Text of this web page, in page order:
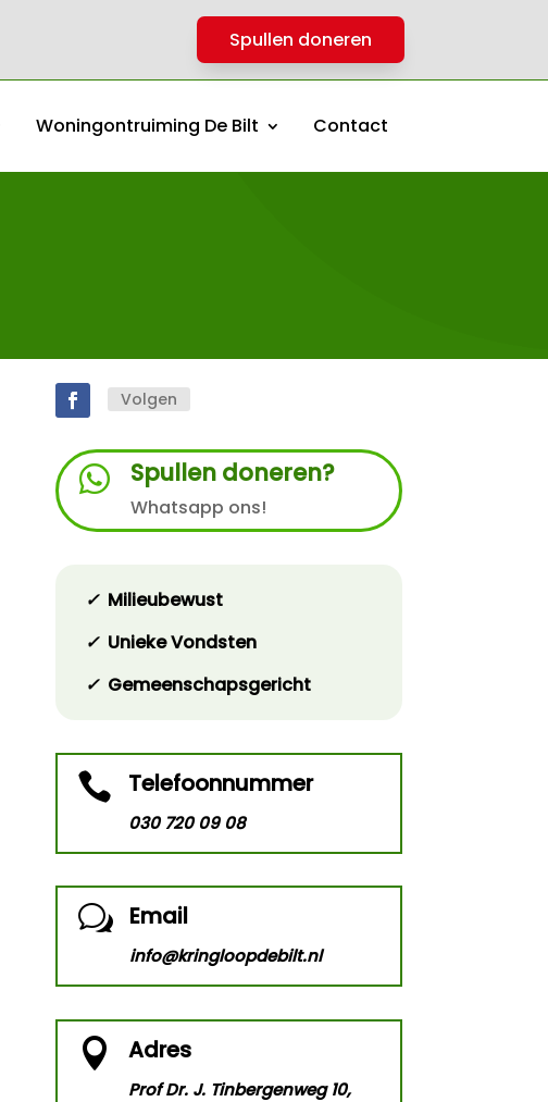
Spullen doneren
Woningontruiming De Bilt Contact
Volgen
 Spullen doneren?
Whatsapp ons!
✓Milieubewust
✓Unieke Vondsten
✓Gemeenschapsgericht
 Telefoonnummer
030 720 09 08
w Email
info@kringloopdebilt.nl
 Adres
Prof Dr. J. Tinbergenweg 10,